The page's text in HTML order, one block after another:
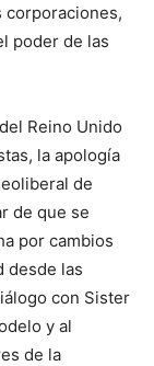
corporaciones,
poder de las
Reino Unido
la apología
de
de que se
por cambios
desde las
con Sister
y al
de la